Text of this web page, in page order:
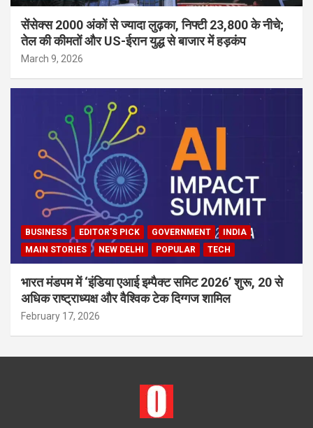
सेंसेक्स 2000 अंकों से ज्यादा लुढ़का, निफ्टी 23,800 के नीचे;
तेल की कीमतों और US-ईरान युद्ध से बाजार में हड़कंप
March 9, 2026
BUSINESS EDITOR'S PICK GOVERNMENT
INDIA
MAIN STORIES
NEW DELHI POPULAR TECH
भारत मंडपम में ‘इंडिया एआई इम्पैक्ट समिट 2026’ शुरू, 20 से
अधिक राष्ट्राध्यक्ष और वैश्विक टेक दिग्गज शामिल
February 17, 2026